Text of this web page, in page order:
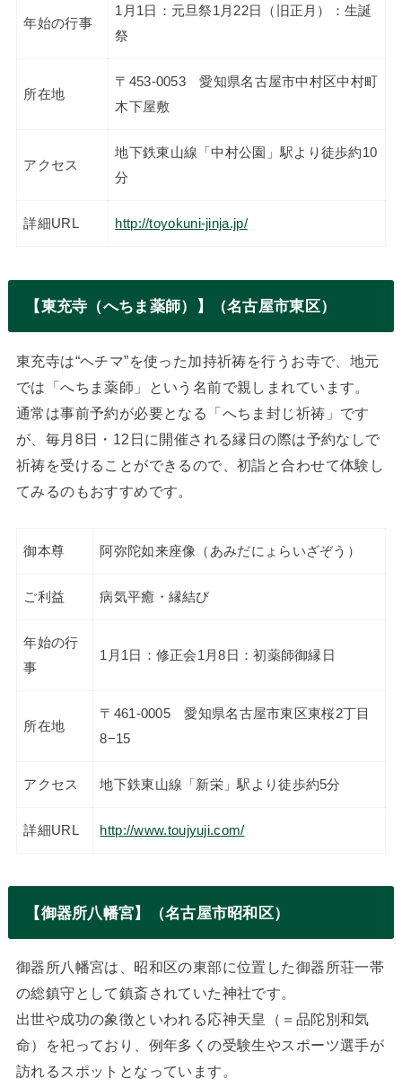
年始の行事
1月1日：元旦祭1月22日（旧正月）：生誕
祭
所在地
〒453-0053 愛知県名古屋市中村区中村町
木下屋敷
アクセス
地下鉄東山線「中村公園」駅より徒歩約10
分
詳細URL http://toyokuni-jinja.jp/
【東充寺（へちま薬師）】（名古屋市東区）
東充寺は“ヘチマ”を使った加持祈祷を行うお寺で、地元
では「へちま薬師」という名前で親しまれています。
通常は事前予約が必要となる「へちま封じ祈祷」です
が、毎月8日・12日に開催される縁日の際は予約なしで
祈祷を受けることができるので、初詣と合わせて体験し
てみるのもおすすめです。
御本尊 阿弥陀如来座像（あみだにょらいざぞう）
ご利益 病気平癒・縁結び
年始の行
事
1月1日：修正会1月8日：初薬師御縁日
所在地
〒461-0005 愛知県名古屋市東区東桜2丁目
8−15
アクセス 地下鉄東山線「新栄」駅より徒歩約5分
詳細URL http://www.toujyuji.com/
【御器所八幡宮】（名古屋市昭和区）
御器所八幡宮は、昭和区の東部に位置した御器所荘一帯
の総鎮守として鎮斎されていた神社です。
出世や成功の象徴といわれる応神天皇（＝品陀別和気
命）を祀っており、例年多くの受験生やスポーツ選手が
訪れるスポットとなっています。